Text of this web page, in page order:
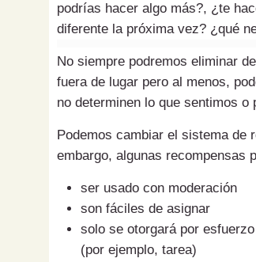
podrías hacer algo más?, ¿te
diferente la próxima vez? ¿qué
No siempre podremos eliminar
fuera de lugar pero al menos,
no determinen lo que sentimos o
Podemos cambiar el sistema de
embargo, algunas recompensas
ser usado con moderación
son fáciles de asignar
solo se otorgará por
(por ejemplo, tarea)